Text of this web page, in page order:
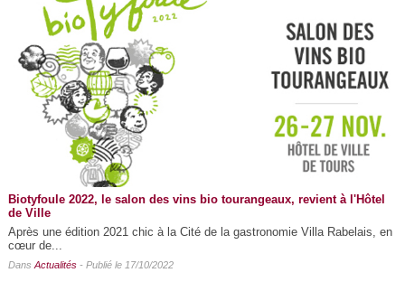
Biotyfoule 2022, le salon des vins bio tourangeaux, revient à l'Hôtel
de Ville
Après une édition 2021 chic à la Cité de la gastronomie Villa Rabelais, en
cœur de...
Dans Actualités- Publié le 17/10/2022